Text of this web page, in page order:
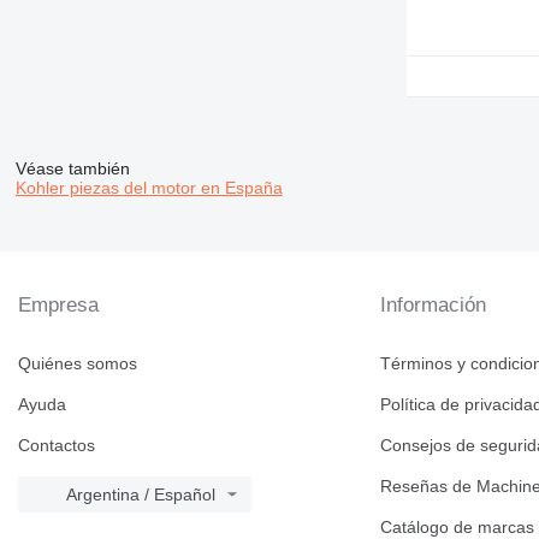
962
963
980
990
CS
Véase también
Kohler piezas del motor en España
Empresa
Quiénes somos
Ayuda
Contactos
Argentina / Español
Información
Términos y
Política de
Consejos de
Reseñas de
Catálogo de marcas